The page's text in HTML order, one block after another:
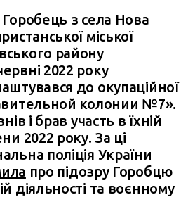
з села Нова
міської
району
2022 року
до окупаційної
колонии №7».
і брав участь в їхній
2022 року. За ці
поліція України
про підозру Горобцю
діяльності та воєнному